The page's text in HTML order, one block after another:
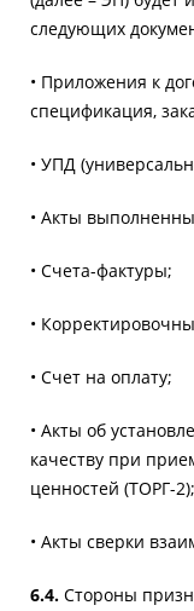
следующих
• Приложения к
спецификация,
• УПД
• Акты
• Счета-фактуры;
•
• Счет на оплату;
• Акты об
качеству при
ценностей (ТОРГ-2);
• Акты сверки
6.4. Стороны